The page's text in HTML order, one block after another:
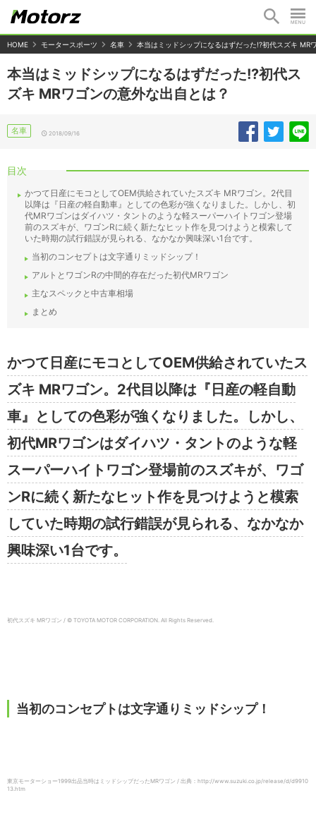
HOME モータースポーツ 名車 本当はミッドシップになるはずだった!?初代スズキ MR
本当はミッドシップになるはずだった!?初代ス
ズキ MRワゴンの意外な出自とは？
名車 2018/09/16
目次
かつて日産にモコとしてOEM供給されていたスズキ MRワゴン。2代目
以降は『日産の軽自動車』としての色彩が強くなりました。しかし、初
代MRワゴンはダイハツ・タントのような軽スーパーハイトワゴン登場
前のスズキが、ワゴンRに続く新たなヒット作を見つけようと模索して
いた時期の試行錯誤が見られる、なかなか興味深い1台です。
当初のコンセプトは文字通りミッドシップ！
アルトとワゴンRの中間的存在だった初代MRワゴン
主なスペックと中古車相場
まとめ
かつて日産にモコとしてOEM供給されていたス
ズキ MRワゴン。2代目以降は『日産の軽自動
車』としての色彩が強くなりました。しかし、
初代MRワゴンはダイハツ・タントのような軽
スーパーハイトワゴン登場前のスズキが、ワゴ
ンRに続く新たなヒット作を見つけようと模索
していた時期の試行錯誤が見られる、なかなか
興味深い1台です。
初代スズキ MRワゴン / © TOYOTA MOTOR CORPORATION. All Rights Reserved.
当初のコンセプトは文字通りミッドシップ！
東京モーターショー1999出品当時はミッドシップだったMRワゴン / 出典：http://www.suzuki.co.jp/release/d/d9910
13.htm